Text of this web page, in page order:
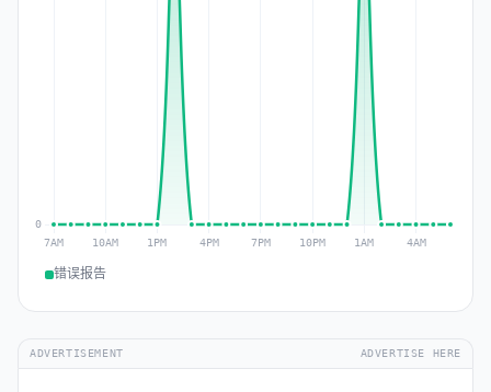
错误报告
ADVERTISEMENT ADVERTISE HERE